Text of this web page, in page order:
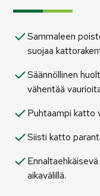
Sammaleen
suojaa
Säännöllinen
vähentää
Puhtaampi katto
Siisti katto
aikavälillä.